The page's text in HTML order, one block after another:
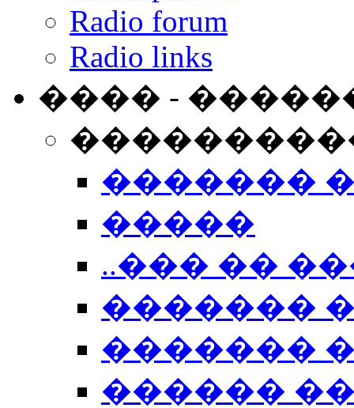
Radio forum
Radio links
���� -
�������
�����
..��� ��
�������
�������
������